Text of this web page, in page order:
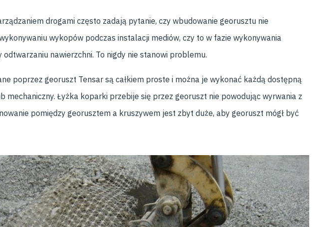
drogami często zadają pytanie, czy wbudowanie georusztu nie
wykopów podczas instalacji mediów, czy to w fazie wykonywania
nawierzchni. To nigdy nie stanowi problemu.
poprzez georuszt Tensar są całkiem proste i można je wykonać każdą dostępną
mechaniczny. Łyżka koparki przebije się przez georuszt nie powodując wyrwania z
pomiędzy georusztem a kruszywem jest zbyt duże, aby georuszt mógł być